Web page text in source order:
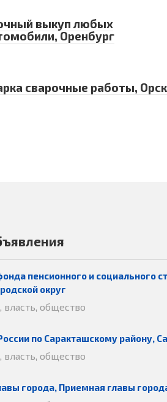
выкуп любых
Оренбург
сварочные работы, Орск
пенсионного и социального
округ
власть, общество
по Саракташскому району,
власть, общество
города, Приемная главы